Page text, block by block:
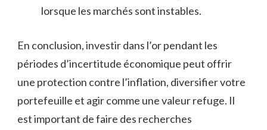
lorsque les marchés sont instables.
En conclusion, investir ​dans l’or pendant les
périodes d’incertitude économique peut offrir
⁣une‍ protection contre ⁢l’inflation, diversifier votre
portefeuille et agir comme une valeur refuge. Il
est important de faire ​des recherches